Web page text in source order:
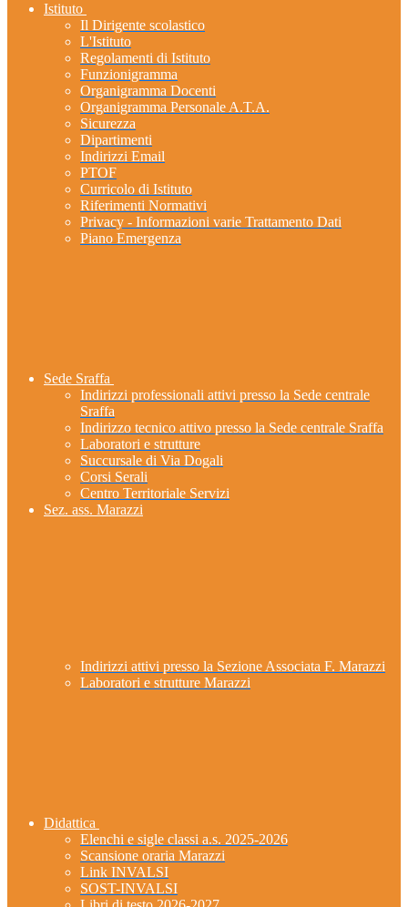
Istituto
Il Dirigente scolastico
L'Istituto
Regolamenti di Istituto
Funzionigramma
Organigramma Docenti
Organigramma Personale A.T.A.
Sicurezza
Dipartimenti
Indirizzi Email
PTOF
Curricolo di Istituto
Riferimenti Normativi
Privacy - Informazioni varie Trattamento Dati
Piano Emergenza
Sede Sraffa
Indirizzi professionali attivi presso la Sede centrale
Sraffa
Indirizzo tecnico attivo presso la Sede centrale Sraffa
Laboratori e strutture
Succursale di Via Dogali
Corsi Serali
Centro Territoriale Servizi
Sez. ass. Marazzi
Indirizzi attivi presso la Sezione Associata F. Marazzi
Laboratori e strutture Marazzi
Didattica
Elenchi e sigle classi a.s. 2025-2026
Scansione oraria Marazzi
Link INVALSI
SOST-INVALSI